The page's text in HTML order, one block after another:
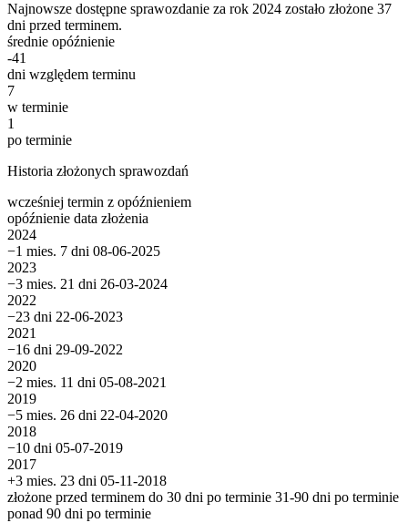
Najnowsze dostępne sprawozdanie za rok 2024 zostało złożone 37
dni przed terminem.
średnie opóźnienie
-41
dni względem terminu
7
w terminie
1
po terminie
Historia złożonych sprawozdań
wcześniej termin z opóźnieniem
opóźnienie data złożenia
2024
−1 mies. 7 dni 08-06-2025
2023
−3 mies. 21 dni 26-03-2024
2022
−23 dni 22-06-2023
2021
−16 dni 29-09-2022
2020
−2 mies. 11 dni 05-08-2021
2019
−5 mies. 26 dni 22-04-2020
2018
−10 dni 05-07-2019
2017
+3 mies. 23 dni 05-11-2018
złożone przed terminem do 30 dni po terminie 31-90 dni po terminie
ponad 90 dni po terminie